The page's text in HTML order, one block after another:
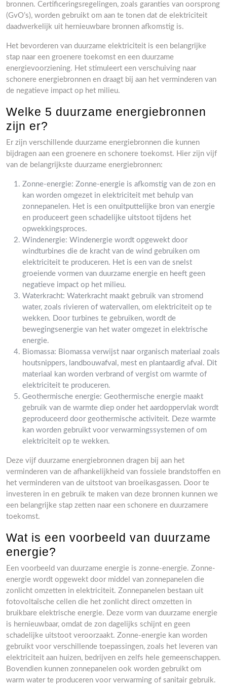
bronnen. Certificeringsregelingen, zoals garanties van oorsprong
(GvO’s), worden gebruikt om aan te tonen dat de elektriciteit
daadwerkelijk uit hernieuwbare bronnen afkomstig is.
Het bevorderen van duurzame elektriciteit is een belangrijke
stap naar een groenere toekomst en een duurzame
energievoorziening. Het stimuleert een verschuiving naar
schonere energiebronnen en draagt ​​bij aan het verminderen van
de negatieve impact op het milieu.
Welke 5 duurzame energiebronnen
zijn er?
Er zijn verschillende duurzame energiebronnen die kunnen
bijdragen aan een groenere en schonere toekomst. Hier zijn vijf
van de belangrijkste duurzame energiebronnen:
Zonne-energie: Zonne-energie is afkomstig van de zon en
kan worden omgezet in elektriciteit met behulp van
zonnepanelen. Het is een onuitputtelijke bron van energie
en produceert geen schadelijke uitstoot tijdens het
opwekkingsproces.
Windenergie: Windenergie wordt opgewekt door
windturbines die de kracht van de wind gebruiken om
elektriciteit te produceren. Het is een van de snelst
groeiende vormen van duurzame energie en heeft geen
negatieve impact op het milieu.
Waterkracht: Waterkracht maakt gebruik van stromend
water, zoals rivieren of watervallen, om elektriciteit op te
wekken. Door turbines te gebruiken, wordt de
bewegingsenergie van het water omgezet in elektrische
energie.
Biomassa: Biomassa verwijst naar organisch materiaal zoals
houtsnippers, landbouwafval, mest en plantaardig afval. Dit
materiaal kan worden verbrand of vergist om warmte of
elektriciteit te produceren.
Geothermische energie: Geothermische energie maakt
gebruik van de warmte diep onder het aardoppervlak wordt
geproduceerd door geothermische activiteit. Deze warmte
kan worden gebruikt voor verwarmingssystemen of om
elektriciteit op te wekken.
Deze vijf duurzame energiebronnen dragen bij aan het
verminderen van de afhankelijkheid van fossiele brandstoffen en
het verminderen van de uitstoot van broeikasgassen. Door te
investeren in en gebruik te maken van deze bronnen kunnen we
een belangrijke stap zetten naar een schonere en duurzamere
toekomst.
Wat is een voorbeeld van duurzame
energie?
Een voorbeeld van duurzame energie is zonne-energie. Zonne-
energie wordt opgewekt door middel van zonnepanelen die
zonlicht omzetten in elektriciteit. Zonnepanelen bestaan uit
fotovoltaïsche cellen die het zonlicht direct omzetten in
bruikbare elektrische energie. Deze vorm van duurzame energie
is hernieuwbaar, omdat de zon dagelijks schijnt en geen
schadelijke uitstoot veroorzaakt. Zonne-energie kan worden
gebruikt voor verschillende toepassingen, zoals het leveren van
elektriciteit aan huizen, bedrijven en zelfs hele gemeenschappen.
Bovendien kunnen zonnepanelen ook worden gebruikt om
warm water te produceren voor verwarming of sanitair gebruik.